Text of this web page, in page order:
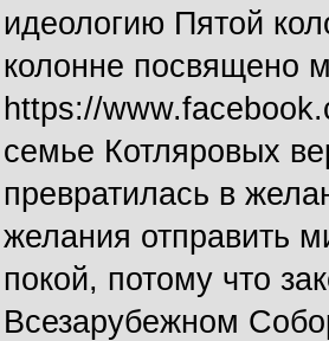
идеологию Пятой
колонне посвящено
https://
семье Котляровых
превратилась в
желания отправить
покой, потому что
Всезарубежном